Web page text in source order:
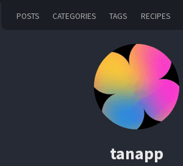
POSTS CATEGORIES TAGS RECIPES
tanapp